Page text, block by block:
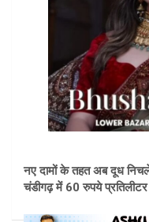
नए दामों के तहत अब दूध
चंडीगढ़ में 60 रुपये प्रतिलीटर